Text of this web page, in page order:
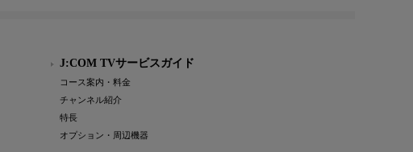
J:COM TVサービスガイド
コース案内・料金
チャンネル紹介
特長
オプション・周辺機器